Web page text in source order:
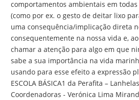
comportamentos ambientais em
(como por ex. o gesto de deitar lixo
uma consequência/implicação direta
consequentemente na nossa vida e,
chamar a atenção para algo em que
sabe a sua importância na vida
usando para esse efeito a expressão
ESCOLA BÁSICA1 da Perafita – Lanhelas
Coordenadoras - Verónica Lima